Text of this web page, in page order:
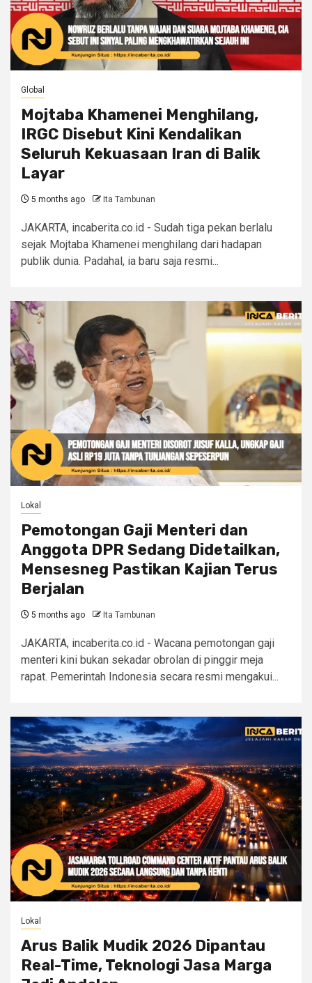
Global
Mojtaba Khamenei Menghilang,
IRGC Disebut Kini Kendalikan
Seluruh Kekuasaan Iran di Balik
Layar
5 months ago Ita Tambunan
JAKARTA, incaberita.co.id - Sudah tiga pekan berlalu
sejak Mojtaba Khamenei menghilang dari hadapan
publik dunia. Padahal, ia baru saja resmi...
Lokal
Pemotongan Gaji Menteri dan
Anggota DPR Sedang Didetailkan,
Mensesneg Pastikan Kajian Terus
Berjalan
5 months ago Ita Tambunan
JAKARTA, incaberita.co.id - Wacana pemotongan gaji
menteri kini bukan sekadar obrolan di pinggir meja
rapat. Pemerintah Indonesia secara resmi mengakui...
Lokal
Arus Balik Mudik 2026 Dipantau
Real-Time, Teknologi Jasa Marga